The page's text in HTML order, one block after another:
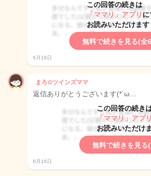
この回答の続きは
「ママリ」アプリ に
お読みいただけます
無料で続きを見る(全
6月16日
まろ✩ツインズママ
返信ありがとうございます(*´ω…
この回答の続き
「ママリ」アプリ
お読みいただけ
無料で続きを見る
6月16日